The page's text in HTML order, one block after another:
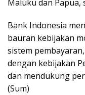
Maluku dan Papua,
Bank Indonesia
bauran kebijakan
sistem
dengan kebijakan
dan mendukung
(Sum)